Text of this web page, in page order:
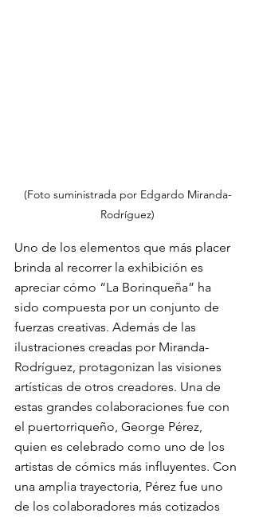
(Foto suministrada por Edgardo Miranda-
Rodríguez)
Uno de los elementos que más placer
brinda al recorrer la exhibición es
apreciar cómo “La Borinqueña” ha
sido compuesta por un conjunto de
fuerzas creativas. Además de las
ilustraciones creadas por Miranda-
Rodríguez, protagonizan las visiones
artísticas de otros creadores. Una de
estas grandes colaboraciones fue con
el puertorriqueño, George Pérez,
quien es celebrado como uno de los
artistas de cómics más influyentes. Con
una amplia trayectoria, Pérez fue uno
de los colaboradores más cotizados